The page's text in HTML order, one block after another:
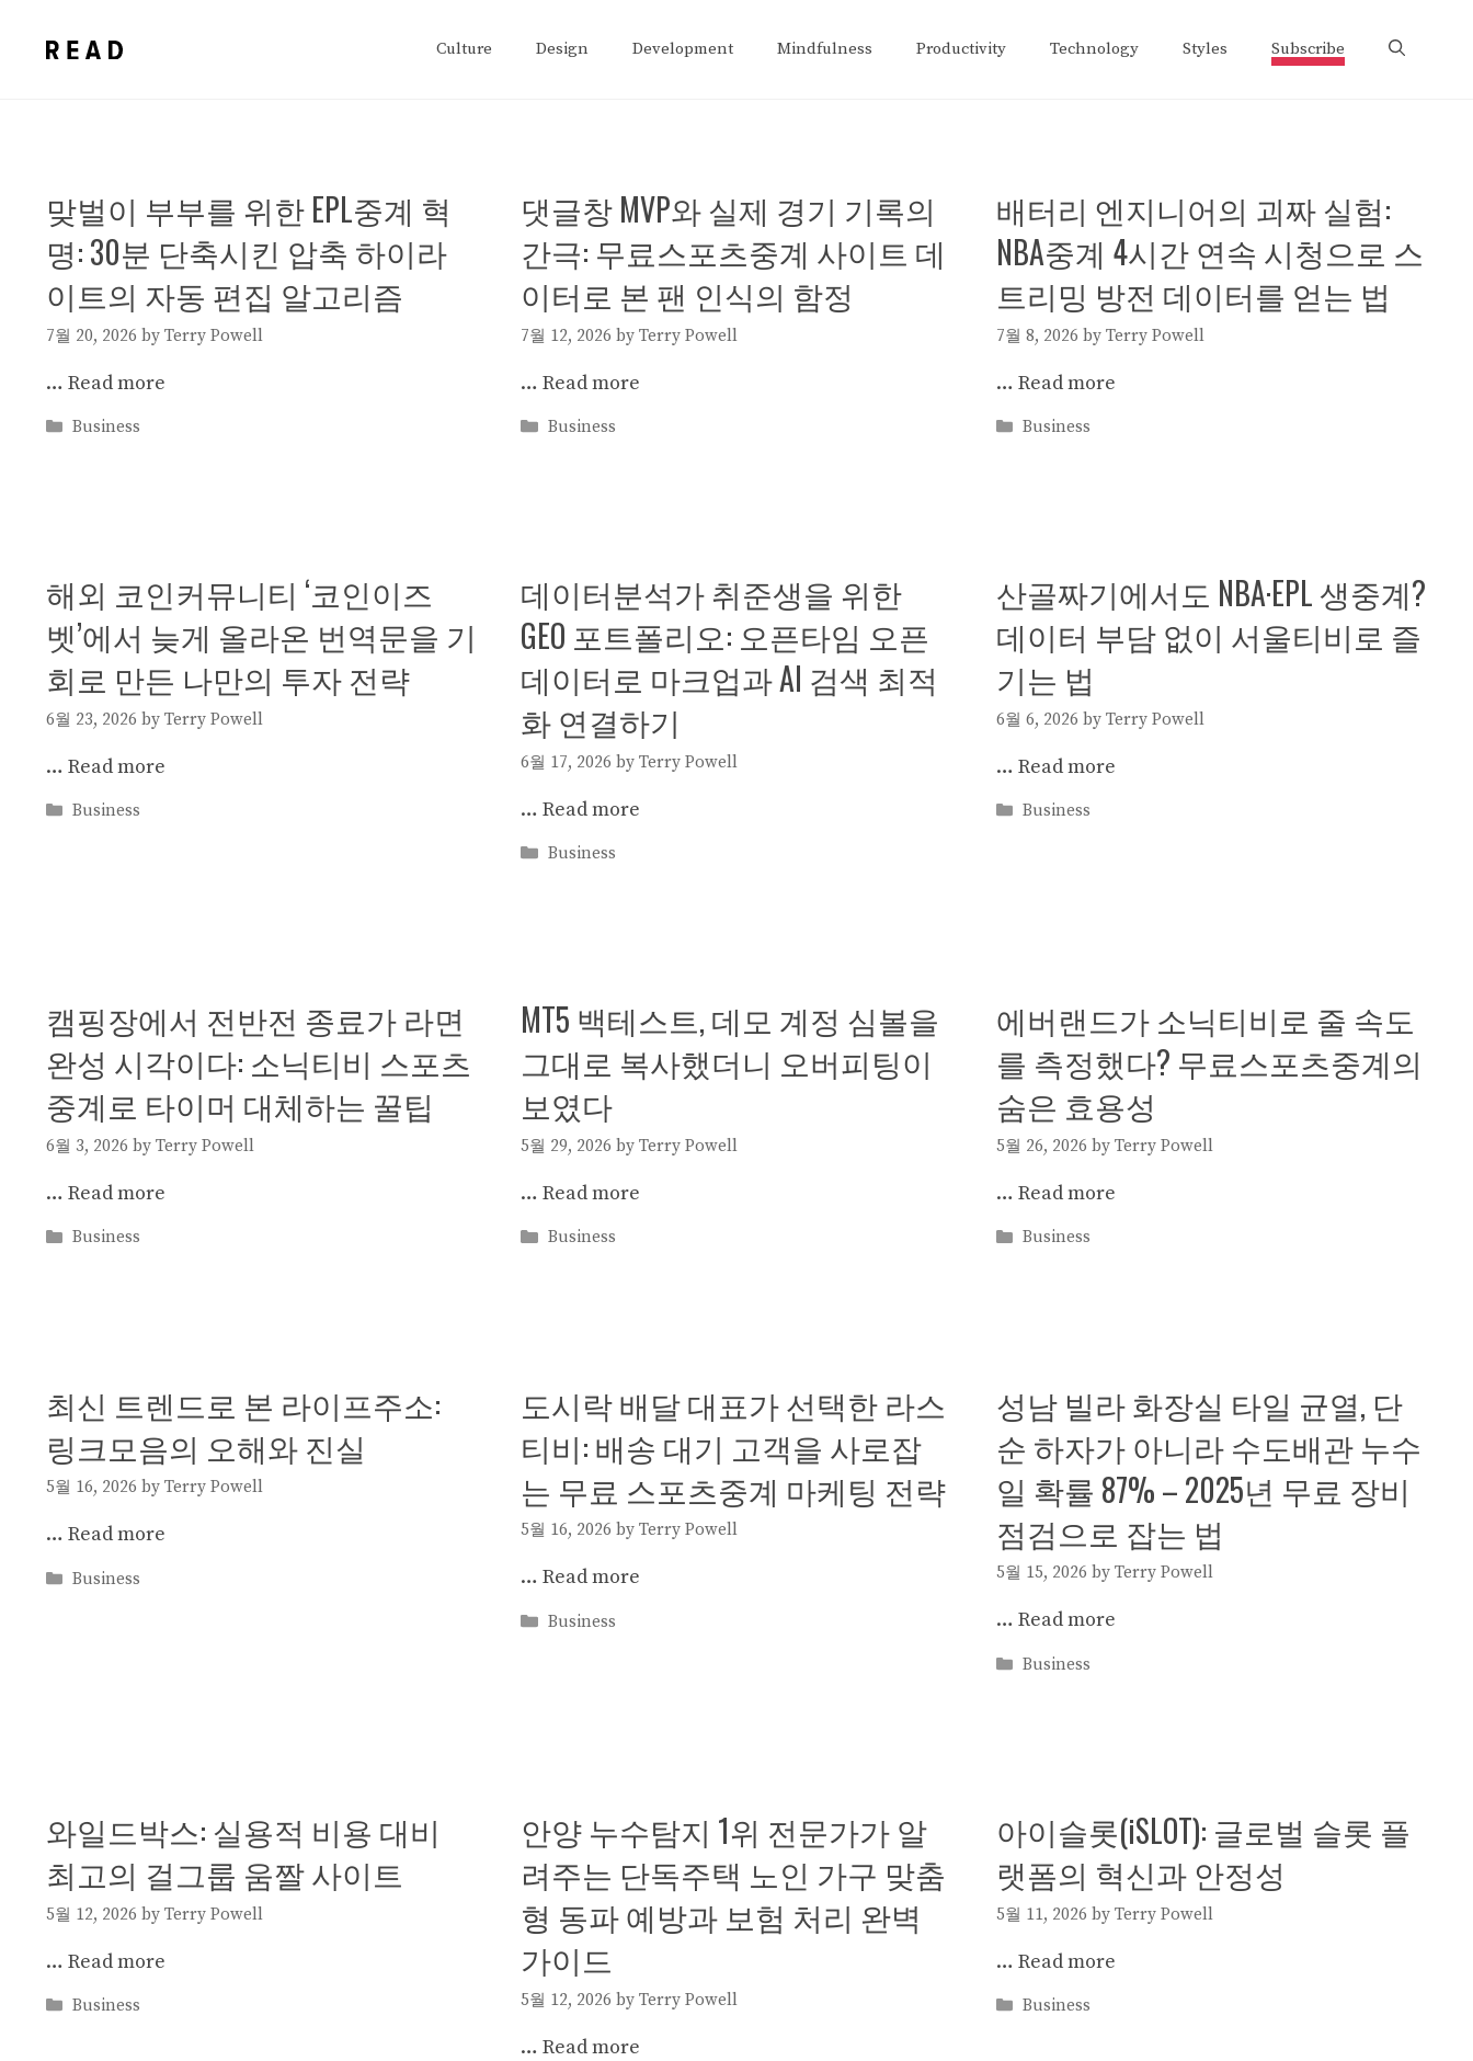
Culture Design Development Mindfulness Productivity Technology Styles Subscribe
맞벌이 부부를 위한 EPL중계 혁
명: 30분 단축시킨 압축 하이라
이트의 자동 편집 알고리즘
7월 20, 2026 by Terry Powell
… Read more
Categories
Business
댓글창 MVP와 실제 경기 기록의
간극: 무료스포츠중계 사이트 데
이터로 본 팬 인식의 함정
7월 12, 2026 byTerry Powell
…Read more
Categories
Business
배터리 엔지니어의 괴짜 실험:
NBA중계 4시간 연속 시청으로 스
트리밍 방전 데이터를 얻는 법
7월 8, 2026 by Terry Powell
… Read more
Categories
Business
해외 코인커뮤니티 ‘코인이즈
벳’에서 늦게 올라온 번역문을 기
회로 만든 나만의 투자 전략
6월 23, 2026 by Terry Powell
… Read more
Categories
Business
데이터분석가 취준생을 위한
GEO 포트폴리오: 오픈타임 오픈
데이터로 마크업과 AI 검색 최적
화 연결하기
6월 17, 2026 byTerry Powell
…Read more
Categories
Business
산골짜기에서도 NBA·EPL 생중계?
데이터 부담 없이 서울티비로 즐
기는 법
6월 6, 2026 by Terry Powell
… Read more
Categories
Business
캠핑장에서 전반전 종료가 라면
완성 시각이다: 소닉티비 스포츠
중계로 타이머 대체하는 꿀팁
6월 3, 2026 by Terry Powell
… Read more
Categories
Business
MT5 백테스트, 데모 계정 심볼을
그대로 복사했더니 오버피팅이
보였다
5월 29, 2026 byTerry Powell
…Read more
Categories
Business
에버랜드가 소닉티비로 줄 속도
를 측정했다? 무료스포츠중계의
숨은 효용성
5월 26, 2026 by Terry Powell
… Read more
Categories
Business
최신 트렌드로 본 라이프주소:
링크모음의 오해와 진실
5월 16, 2026 by Terry Powell
… Read more
Categories
Business
도시락 배달 대표가 선택한 라스
티비: 배송 대기 고객을 사로잡
는 무료 스포츠중계 마케팅 전략
5월 16, 2026 byTerry Powell
…Read more
Categories
Business
성남 빌라 화장실 타일 균열, 단
순 하자가 아니라 수도배관 누수
일 확률 87% – 2025년 무료 장비
점검으로 잡는 법
5월 15, 2026 by Terry Powell
… Read more
Categories
Business
와일드박스: 실용적 비용 대비
최고의 걸그룹 움짤 사이트
5월 12, 2026 by Terry Powell
… Read more
Categories
Business
안양 누수탐지 1위 전문가가 알
려주는 단독주택 노인 가구 맞춤
형 동파 예방과 보험 처리 완벽
가이드
5월 12, 2026 byTerry Powell
…Read more
아이슬롯(iSLOT): 글로벌 슬롯 플
랫폼의 혁신과 안정성
5월 11, 2026 by Terry Powell
… Read more
Categories
Business